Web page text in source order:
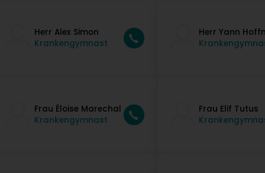
Herr Alex Simon
Krankengymnast
Herr Yann
Frau Éloise Marechal
Krankengymnast
Frau Elif Tutus